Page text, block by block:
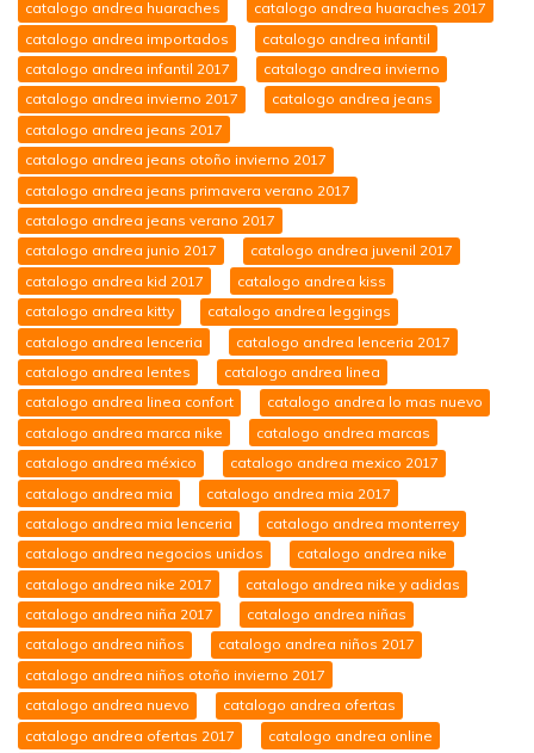
catalogo andrea huaraches
catalogo andrea huaraches 2017
catalogo andrea importados
catalogo andrea infantil
catalogo andrea infantil 2017
catalogo andrea invierno
catalogo andrea invierno 2017
catalogo andrea jeans
catalogo andrea jeans 2017
catalogo andrea jeans otoño invierno 2017
catalogo andrea jeans primavera verano 2017
catalogo andrea jeans verano 2017
catalogo andrea junio 2017
catalogo andrea juvenil 2017
catalogo andrea kid 2017
catalogo andrea kiss
catalogo andrea kitty
catalogo andrea leggings
catalogo andrea lenceria
catalogo andrea lenceria 2017
catalogo andrea lentes
catalogo andrea linea
catalogo andrea linea confort
catalogo andrea lo mas nuevo
catalogo andrea marca nike
catalogo andrea marcas
catalogo andrea méxico
catalogo andrea mexico 2017
catalogo andrea mia
catalogo andrea mia 2017
catalogo andrea mia lenceria
catalogo andrea monterrey
catalogo andrea negocios unidos
catalogo andrea nike
catalogo andrea nike 2017
catalogo andrea nike y adidas
catalogo andrea niña 2017
catalogo andrea niñas
catalogo andrea niños
catalogo andrea niños 2017
catalogo andrea niños otoño invierno 2017
catalogo andrea nuevo
catalogo andrea ofertas
catalogo andrea ofertas 2017
catalogo andrea online